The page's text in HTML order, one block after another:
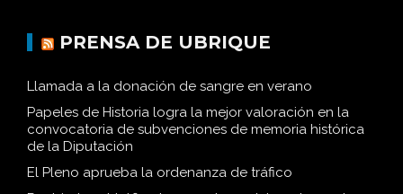
PRENSA DE UBRIQUE
Llamada a la donación de sangre en verano
Papeles de Historia logra la mejor valoración en la
convocatoria de subvenciones de memoria histórica
de la Diputación
El Pleno aprueba la ordenanza de tráfico